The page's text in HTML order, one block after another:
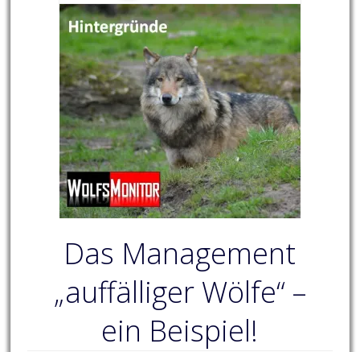
Das Management
„auffälliger Wölfe“ –
ein Beispiel!